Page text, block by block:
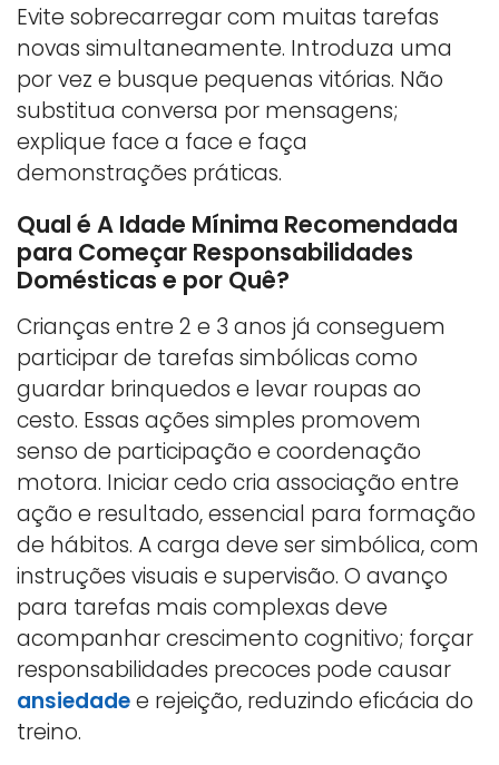
Evite sobrecarregar com muitas tarefas
novas simultaneamente. Introduza uma
por vez e busque pequenas vitórias. Não
substitua conversa por mensagens;
explique face a face e faça
demonstrações práticas.
Qual é A Idade Mínima Recomendada
para Começar Responsabilidades
Domésticas e por Quê?
Crianças entre 2 e 3 anos já conseguem
participar de tarefas simbólicas como
guardar brinquedos e levar roupas ao
cesto. Essas ações simples promovem
senso de participação e coordenação
motora. Iniciar cedo cria associação entre
ação e resultado, essencial para formação
de hábitos. A carga deve ser simbólica, com
instruções visuais e supervisão. O avanço
para tarefas mais complexas deve
acompanhar crescimento cognitivo; forçar
responsabilidades precoces pode causar
ansiedadee rejeição, reduzindo eficácia do
treino.